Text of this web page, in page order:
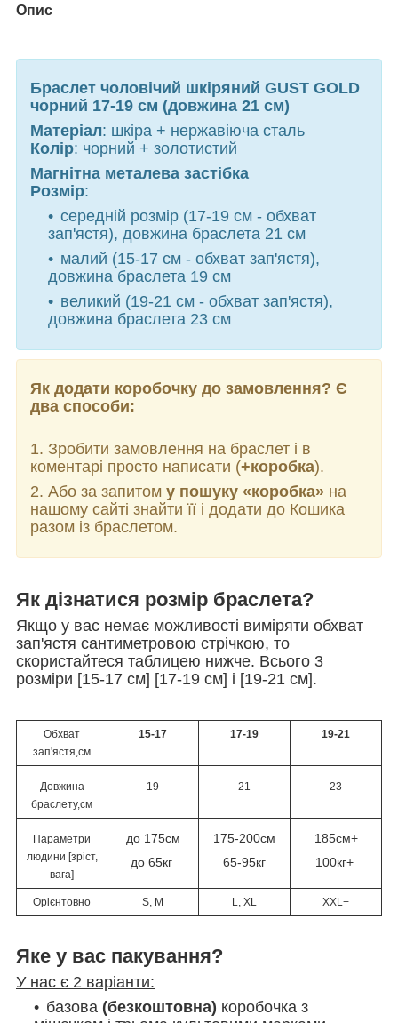
Опис
Браслет чоловічий шкіряний GUST GOLD
чорний 17-19 см (довжина 21 см)
Матеріал: шкіра + нержавіюча сталь
Колір: чорний + золотистий
Магнітна металева застібка
Розмір:
середній розмір (17-19 см - обхват
зап'ястя), довжина браслета 21 см
малий (15-17 см - обхват зап'ястя),
довжина браслета 19 см
великий (19-21 см - обхват зап'ястя),
довжина браслета 23 см
Як додати коробочку до замовлення? Є
два способи:
1. Зробити замовлення на браслет і в
коментарі просто написати (+коробка).
2. Або за запитом у пошуку «коробка» на
нашому сайті знайти її і додати до Кошика
разом із браслетом.
Як дізнатися розмір браслета?
Якщо у вас немає можливості виміряти обхват
зап'ястя сантиметровою стрічкою, то
скористайтеся таблицею нижче. Всього 3
розміри [15-17 см] [17-19 см] і [19-21 см].
Обхват
зап'ястя,см
15-17 17-19 19-21
Довжина
браслету,см
19 21 23
Параметри
людини [зріст,
вага]
до 175см
до 65кг
175-200см
65-95кг
185см+
100кг+
Орієнтовно S, M L, XL XXL+
Яке у вас пакування?
У нас є 2 варіанти:
базова (безкоштовна) коробочка з